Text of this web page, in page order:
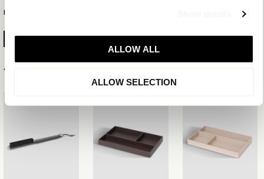
ALLOW ALL
ALLOW SELECTION
MEHR INFORMATIONEN
Ähnliche Artikel